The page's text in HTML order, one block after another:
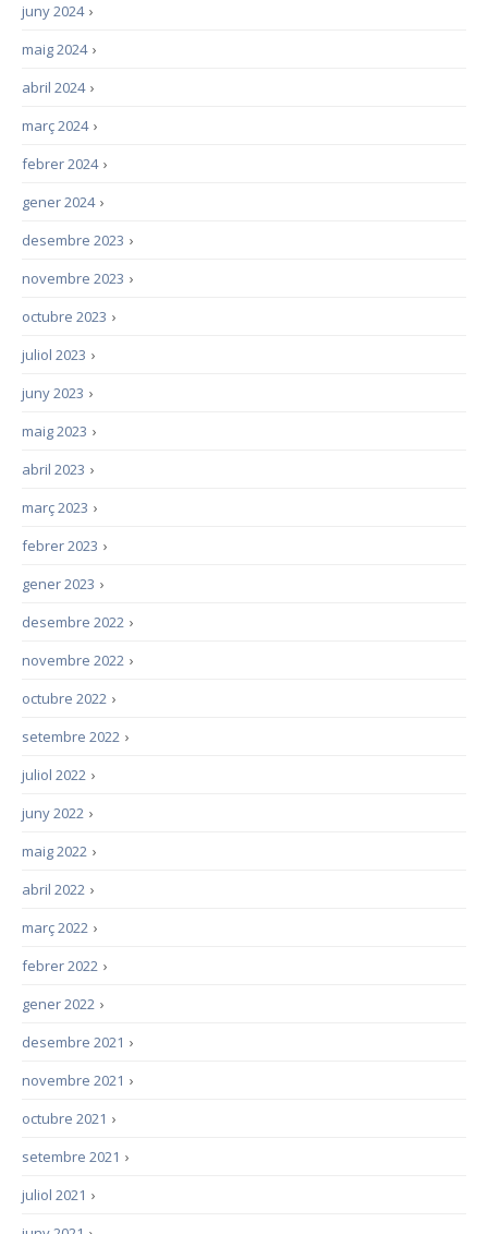
›
juny 2024
›
maig 2024
›
abril 2024
›
març 2024
›
febrer 2024
›
gener 2024
›
desembre 2023
›
novembre 2023
›
octubre 2023
›
juliol 2023
›
juny 2023
›
maig 2023
›
abril 2023
›
març 2023
›
febrer 2023
›
gener 2023
›
desembre 2022
›
novembre 2022
›
octubre 2022
›
setembre 2022
›
juliol 2022
›
juny 2022
›
maig 2022
›
abril 2022
›
març 2022
›
febrer 2022
›
gener 2022
›
desembre 2021
›
novembre 2021
›
octubre 2021
›
setembre 2021
›
juliol 2021